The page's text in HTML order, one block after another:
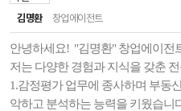
김명환 창업에이전트
안녕하세요! "김명환" 창업에이전
저는 다양한 경험과 지식을 갖춘
1.감정평가 업무에 종사하며 부동
악하고 분석하는 능력을 키웠습니